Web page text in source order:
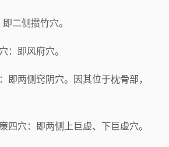
二侧攒竹穴。
：即风府穴。
即两侧窍阴穴。因其位于枕骨部，
四穴：即两侧上巨虚、下巨虚穴。